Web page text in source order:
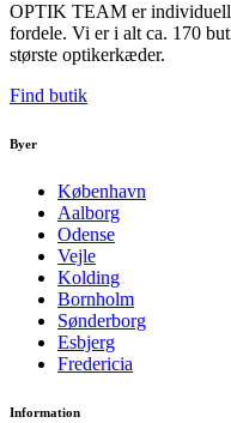
OPTIK TEAM er
fordele. Vi er i alt ca. 170
største optikerkæder.
Find butik
Byer
København
Aalborg
Odense
Vejle
Kolding
Bornholm
Sønderborg
Esbjerg
Fredericia
Information